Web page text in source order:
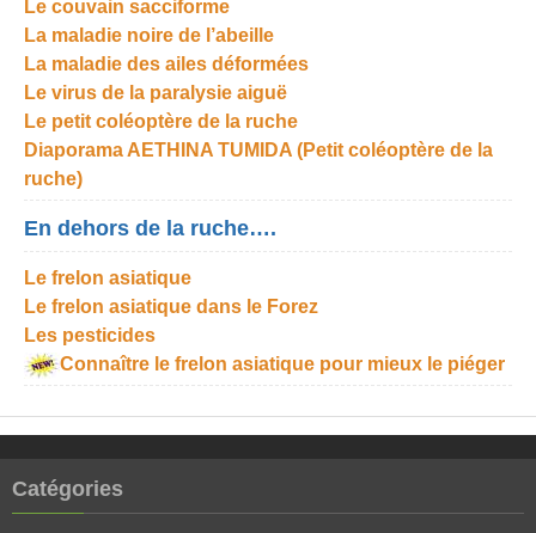
Le couvain sacciforme
La maladie noire de l’abeille
La maladie des ailes déformées
Le virus de la paralysie aiguë
Le petit coléoptère de la ruche
Diaporama AETHINA TUMIDA (Petit coléoptère de la
ruche)
En dehors de la ruche….
Le frelon asiatique
Le frelon asiatique dans le Forez
Les pesticides
Connaître le frelon asiatique pour mieux le piéger
Catégories